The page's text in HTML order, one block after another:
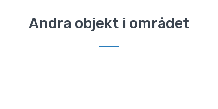
Andra objekt i området